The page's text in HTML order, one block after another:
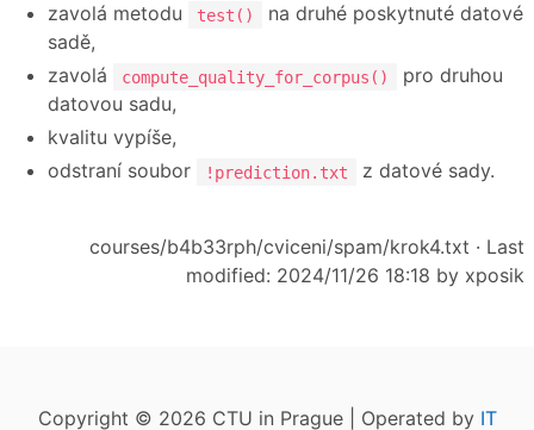
zavolá metodu
test()
na druhé poskytnuté datové
sadě,
zavolá
compute_quality_for_corpus()
pro druhou
datovou sadu,
kvalitu vypíše,
odstraní soubor
!prediction.txt z datové sady.
courses/b4b33rph/cviceni/spam/krok4.txt · Last
modified: 2024/11/26 18:18 by xposik
Copyright © 2026 CTU in Prague | Operated by IT